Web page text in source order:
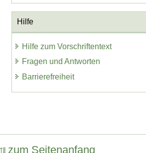
Hilfe
Hilfe zum Vorschriftentext
Fragen und Antworten
Barrierefreiheit
zum Seitenanfang